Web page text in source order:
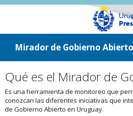
ir a contenido
ir al menú
Mirador de Gobierno Abierto
Qué es el Mirador de
Es una herramienta de monitoreo que
conozcan las diferentes iniciativas que
de Gobierno Abierto en Uruguay.